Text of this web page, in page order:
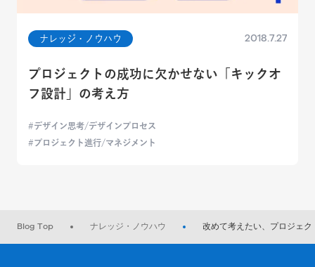
ナレッジ・ノウハウ 2018.7.27
プロジェクトの成功に欠かせない「キックオ
フ設計」の考え方
デザイン思考/デザインプロセス
プロジェクト進行/マネジメント
Blog Top ナレッジ・ノウハウ 改めて考えたい、プロジェ